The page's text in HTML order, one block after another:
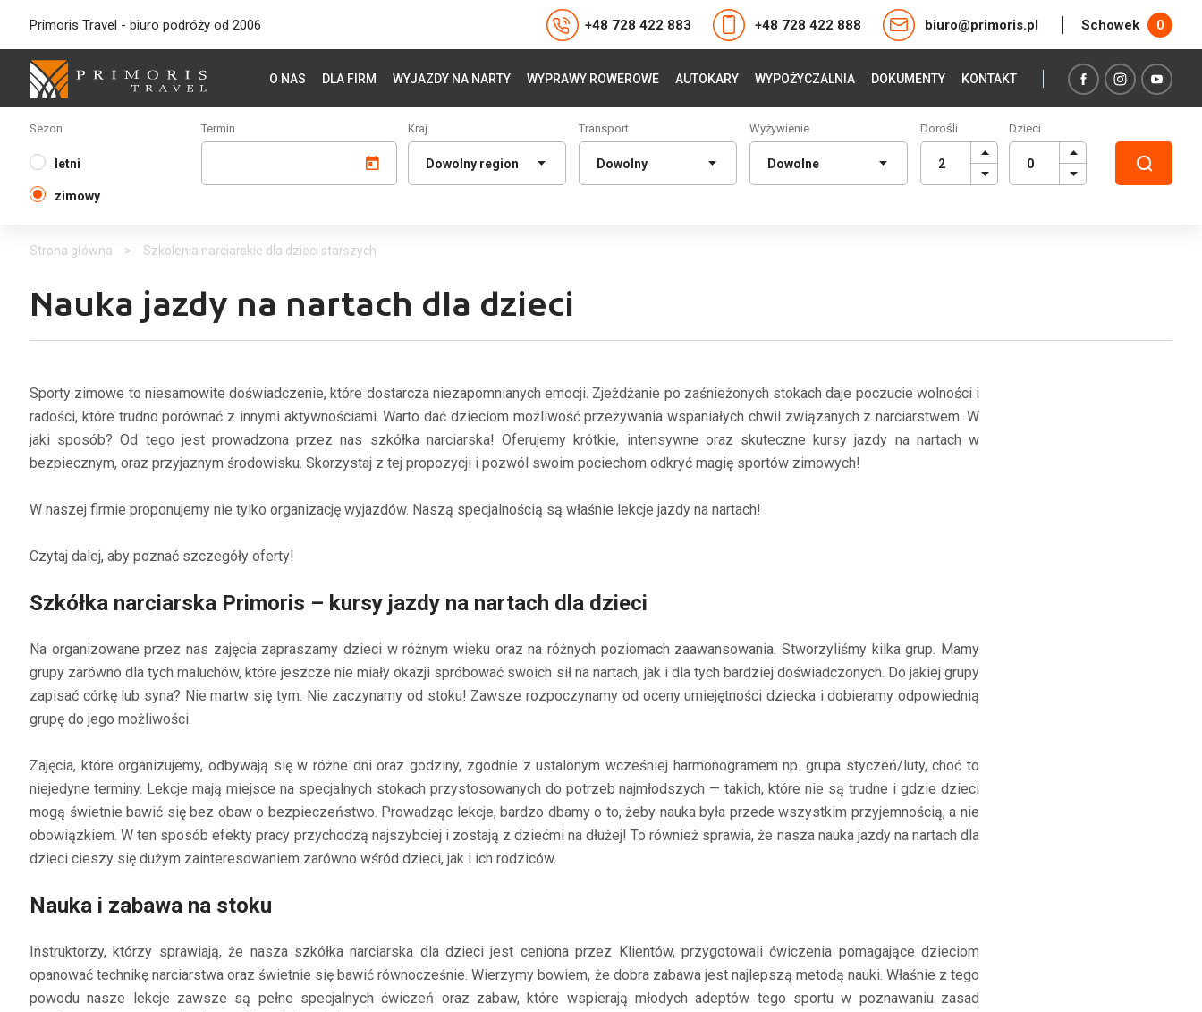
Primoris Travel - biuro podróży od 2006 +48 728 422 883 +48 728 422 888 biuro@primoris.pl Schowek 0
O NAS DLA FIRM WYJAZDY NA NARTY WYPRAWY ROWEROWE AUTOKARY WYPOŻYCZALNIA DOKUMENTY KONTAKT
Sezon
letni
zimowy
Termin Kraj Transport Wyżywienie Dorośli Dzieci
Strona główna > Szkolenia narciarskie dla dzieci starszych
Nauka jazdy na nartach dla dzieci
Sporty zimowe to niesamowite doświadczenie, które dostarcza niezapomnianych emocji. Zjeżdżanie po zaśnieżonych stokach daje poczucie wolności i
radości, które trudno porównać z innymi aktywnościami. Warto dać dzieciom możliwość przeżywania wspaniałych chwil związanych z narciarstwem. W
jaki sposób? Od tego jest prowadzona przez nas szkółka narciarska! Oferujemy krótkie, intensywne oraz skuteczne kursy jazdy na nartach w
bezpiecznym, oraz przyjaznym środowisku. Skorzystaj z tej propozycji i pozwól swoim pociechom odkryć magię sportów zimowych!
W naszej firmie proponujemy nie tylko organizację wyjazdów. Naszą specjalnością są właśnie lekcje jazdy na nartach!
Czytaj dalej, aby poznać szczegóły oferty!
Szkółka narciarska Primoris – kursy jazdy na nartach dla dzieci
Na organizowane przez nas zajęcia zapraszamy dzieci w różnym wieku oraz na różnych poziomach zaawansowania. Stworzyliśmy kilka grup. Mamy
grupy zarówno dla tych maluchów, które jeszcze nie miały okazji spróbować swoich sił na nartach, jak i dla tych bardziej doświadczonych. Do jakiej grupy
zapisać córkę lub syna? Nie martw się tym. Nie zaczynamy od stoku! Zawsze rozpoczynamy od oceny umiejętności dziecka i dobieramy odpowiednią
grupę do jego możliwości.
Zajęcia, które organizujemy, odbywają się w różne dni oraz godziny, zgodnie z ustalonym wcześniej harmonogramem np. grupa styczeń/luty, choć to
niejedyne terminy. Lekcje mają miejsce na specjalnych stokach przystosowanych do potrzeb najmłodszych — takich, które nie są trudne i gdzie dzieci
mogą świetnie bawić się bez obaw o bezpieczeństwo. Prowadząc lekcje, bardzo dbamy o to, żeby nauka była przede wszystkim przyjemnością, a nie
obowiązkiem. W ten sposób efekty pracy przychodzą najszybciej i zostają z dziećmi na dłużej! To również sprawia, że nasza nauka jazdy na nartach dla
dzieci cieszy się dużym zainteresowaniem zarówno wśród dzieci, jak i ich rodziców.
Nauka i zabawa na stoku
Instruktorzy, którzy sprawiają, że nasza szkółka narciarska dla dzieci jest ceniona przez Klientów, przygotowali ćwiczenia pomagające dzieciom
opanować technikę narciarstwa oraz świetnie się bawić równocześnie. Wierzymy bowiem, że dobra zabawa jest najlepszą metodą nauki. Właśnie z tego
powodu nasze lekcje zawsze są pełne specjalnych ćwiczeń oraz zabaw, które wspierają młodych adeptów tego sportu w poznawaniu zasad